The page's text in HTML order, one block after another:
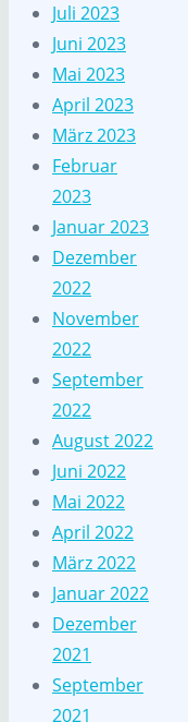
Juli 2023
Juni 2023
Mai 2023
April 2023
März 2023
Februar
2023
Januar 2023
Dezember
2022
November
2022
September
2022
August 2022
Juni 2022
Mai 2022
April 2022
März 2022
Januar 2022
Dezember
2021
September
2021